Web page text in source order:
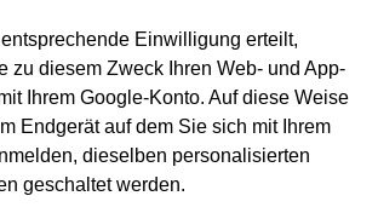
Einwilligung erteilt,
zu diesem Zweck Ihren Web- und App-
Ihrem Google-Konto. Auf diese Weise
Endgerät auf dem Sie sich mit Ihrem
dieselben personalisierten
geschaltet werden.